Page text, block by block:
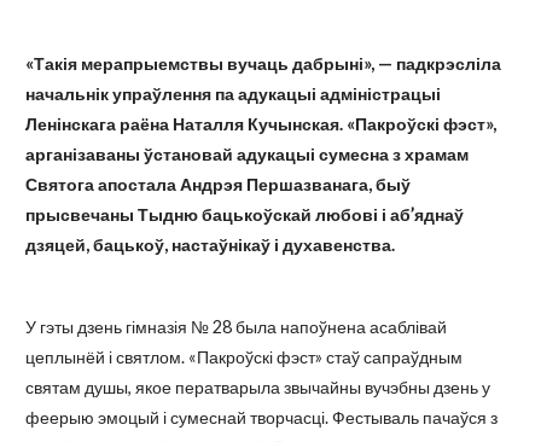
«Такія мерапрыемствы вучаць дабрыні», — падкрэсліла
начальнік упраўлення па адукацыі адміністрацыі
Ленінскага раёна Наталля Кучынская. «Пакроўскі фэст»,
арганізаваны ўстановай адукацыі сумесна з храмам
Святога апостала Андрэя Першазванага, быў
прысвечаны Тыдню бацькоўскай любові і аб’яднаў
дзяцей, бацькоў, настаўнікаў і духавенства.
У гэты дзень гімназія № 28 была напоўнена асаблівай
цеплынёй і святлом. «Пакроўскі фэст» стаў сапраўдным
святам душы, якое ператварыла звычайны вучэбны дзень у
феерыю эмоцый і сумеснай творчасці. Фестываль пачаўся з